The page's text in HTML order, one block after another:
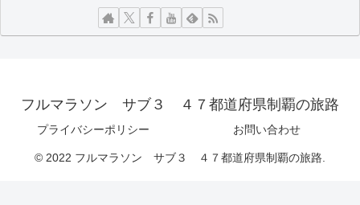
フルマラソン サブ３ ４７都道府県制覇の旅路
プライバシーポリシー お問い合わせ
© 2022 フルマラソン サブ３ ４７都道府県制覇の旅路.